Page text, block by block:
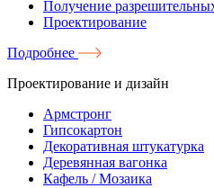
Получение
Проектирование
Подробнее
Проектирование и дизайн
Армстронг
Гипсокартон
Декоративная штукатурка
Деревянная вагонка
Кафель / Мозаика